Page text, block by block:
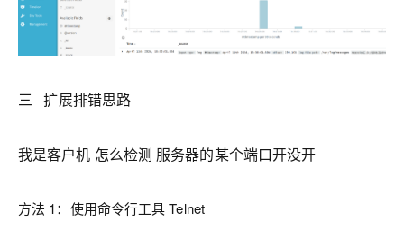
三 扩展排错思路
我是客户机 怎么检测 服务器的某个端口开没开
方法 1：使用命令行工具 Telnet